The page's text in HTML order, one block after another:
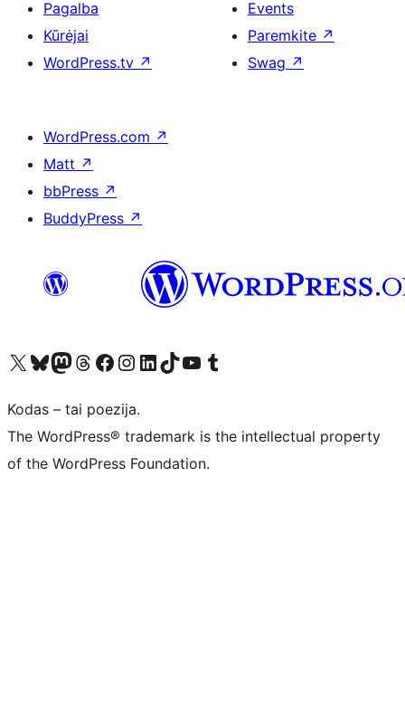
Pagalba
Kūrėjai
WordPress.tv ↗
Events
Paremkite ↗
Swag ↗
WordPress.com ↗
Matt ↗
bbPress ↗
BuddyPress ↗
Visit our X (formerly Twitter) account
Apsilankykite mūsų Bluesky paskyroje
Visit our Mastodon account
Apsilankykite mūsų Threads paskyroje
Visit our Facebook page
Visit our Instagram account
Visit our LinkedIn account
Apsilankykite mūsų TikTok paskyroje
Visit our YouTube channel
Apsilankykite mūsų Tumblr paskyroje
Kodas – tai poezija.
The WordPress® trademark is the intellectual property
of the WordPress Foundation.